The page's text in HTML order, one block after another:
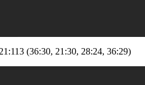
(36:30, 21:30, 28:24, 36:29)